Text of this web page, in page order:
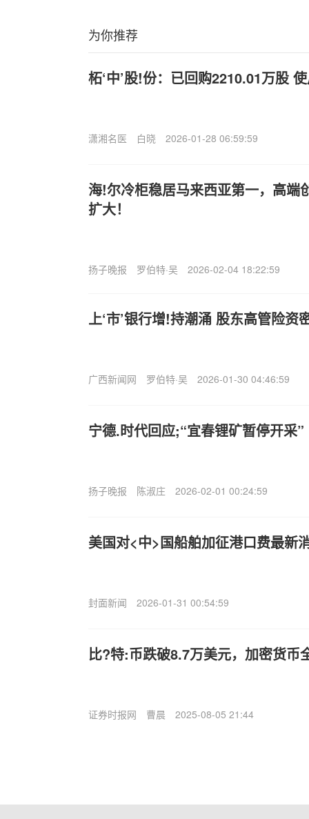
为你推荐
柘‘中’股!份：已回购2210.01万股
潇湘名医 白晓 2026-01-28 06:59:59
海!尔冷柜稳居马来西亚第一，高端
扩大！
扬子晚报 罗伯特·吴 2026-02-04 18:22:59
上‘市’银行增!持潮涌 股东高管险资
广西新闻网 罗伯特·吴 2026-01-30 04:46:59
宁德.时代回应;“宜春锂矿暂停开采”
扬子晚报 陈淑庄 2026-02-01 00:24:59
美国对<中>国船舶加征港口费最新
封面新闻 2026-01-31 00:54:59
比?特:币跌破8.7万美元，加密货币
证券时报网 曹晨 2025-08-05 21:44